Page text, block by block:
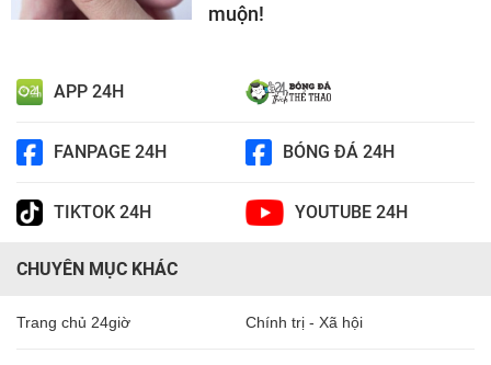
muộn!
APP 24H
FANPAGE 24H BÓNG ĐÁ 24H
TIKTOK 24H YOUTUBE 24H
CHUYÊN MỤC KHÁC
Trang chủ 24giờ Chính trị - Xã hội